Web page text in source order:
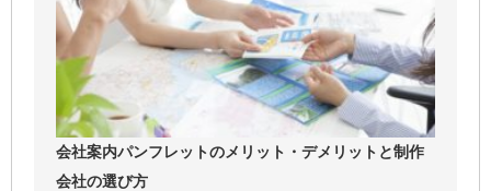
会社案内パンフレットのメリット・デメリットと制作
会社の選び方